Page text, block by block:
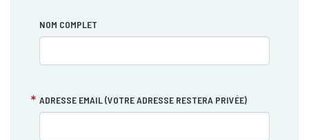
NOM COMPLET
ADRESSE EMAIL (VOTRE ADRESSE RESTERA PRIVÉE)